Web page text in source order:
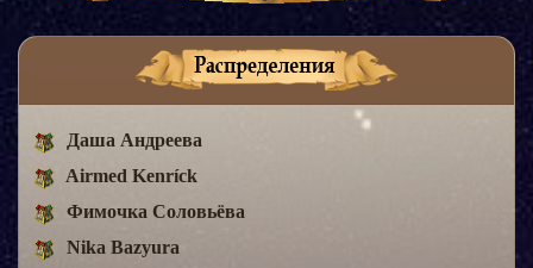
Даша Андреева
Airmed Kenríck
Фимочка Соловьёва
Nika Bazyura